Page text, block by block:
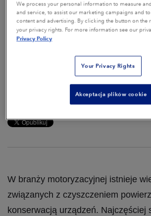
Poznaj 4 sposoby
suchego lodu w
Karolina Gruss-Kufelon 11
W branży motoryzacyjnej istnieje
związanych z czyszczeniem
konserwacją urządzeń. Najczęściej
We process your personal information to measure
and service, to assist our marketing campaigns and
content and advertising. By clicking the button on the
your privacy rights. For more information see our
Privacy Policy
Your Privacy Rights
Akceptacja plików cookie